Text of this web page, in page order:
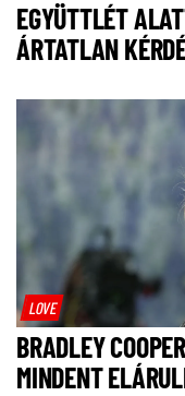
EGYÜTTLÉT
ÁRTATLAN
LOVE
BRADLEY
MINDENT